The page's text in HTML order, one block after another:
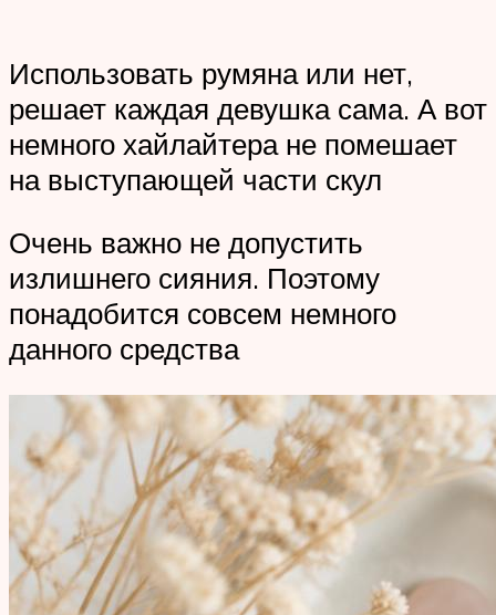
Использовать румяна или нет,
решает каждая девушка сама. А вот
немного хайлайтера не помешает
на выступающей части скул
Очень важно не допустить
излишнего сияния. Поэтому
понадобится совсем немного
данного средства